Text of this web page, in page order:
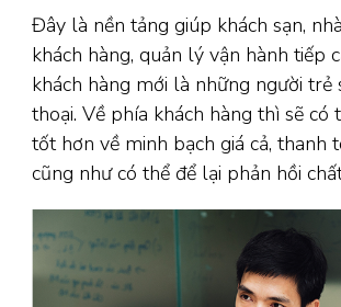
Đây là nền tảng giúp khách sạn,
khách hàng, quản lý vận hành tiếp
khách hàng mới là những người trẻ
thoại. Về phía khách hàng thì sẽ có
tốt hơn về minh bạch giá cả, thanh
cũng như có thể để lại phản hồi